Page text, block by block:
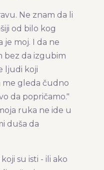
Ne znam da li
od bilo kog
je moj. I da ne
bez da izgubim
ljudi koji
me gleda čudno
da popričamo."
ruka ne ide u
duša da
su isti - ili ako